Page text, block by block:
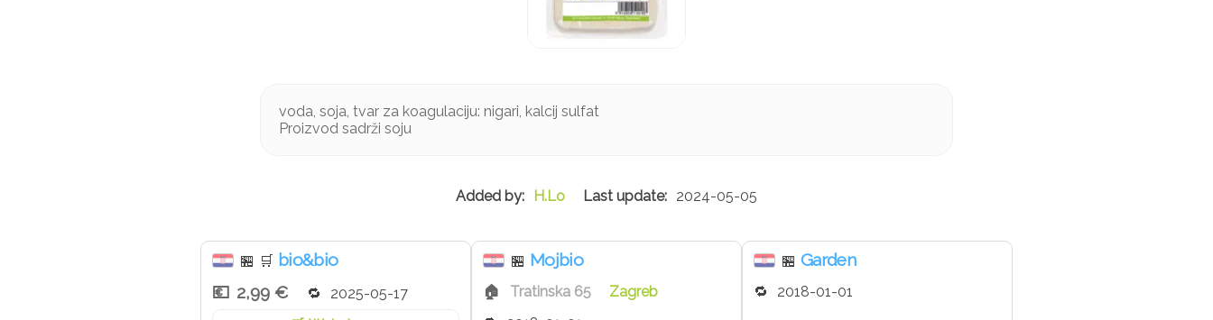
voda, soja, tvar za koagulaciju: nigari, kalcij sulfat
Proizvod sadrži soju
H.Lo 2024-05-05
🏪 🛒 bio&bio
2,99 €
2025-05-17
🏪 Mojbio
Tratinska 65
Zagreb
🏪 Garden
2018-01-01